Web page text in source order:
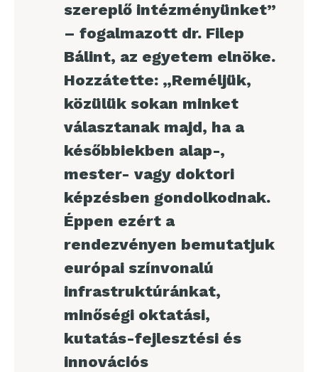
szereplő intézményünket”
– fogalmazott dr. Filep
Bálint, az egyetem elnöke.
Hozzátette: „Reméljük,
közülük sokan minket
választanak majd, ha a
későbbiekben alap-,
mester- vagy doktori
képzésben gondolkodnak.
Éppen ezért a
rendezvényen bemutatjuk
európai színvonalú
infrastruktúránkat,
minőségi oktatási,
kutatás-fejlesztési és
innovációs